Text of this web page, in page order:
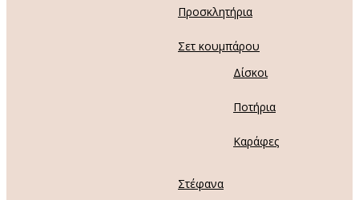
Προσκλητήρια
Σετ κουμπάρου
Δίσκοι
Ποτήρια
Καράφες
Στέφανα